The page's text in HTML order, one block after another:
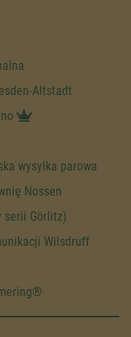
Altstadt
wysyłka parowa
Nossen
serii Görlitz)
Wilsdruff